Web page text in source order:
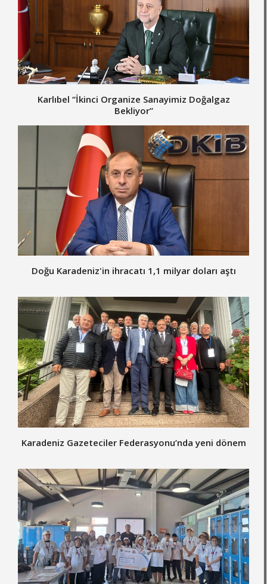
Karlıbel “İkinci Organize Sanayimiz Doğalgaz
Bekliyor”
Doğu Karadeniz'in ihracatı 1,1 milyar doları aştı
Karadeniz Gazeteciler Federasyonu’nda yeni dönem